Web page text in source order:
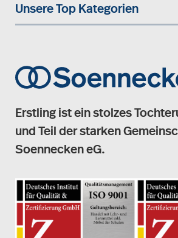
Unsere Top Kategorien
Erstling ist ein stolzes
und Teil der starken
Soennecken eG.